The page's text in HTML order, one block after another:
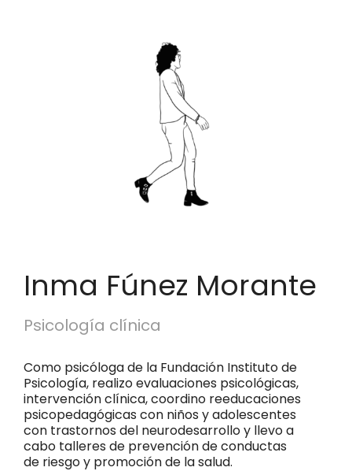
Inma Fúnez Morante
Psicología clínica
Como psicóloga de la Fundación Instituto de
Psicología, realizo evaluaciones psicológicas,
intervención clínica, coordino reeducaciones
psicopedagógicas con niños y adolescentes
con trastornos del neurodesarrollo y llevo a
cabo talleres de prevención de conductas
de riesgo y promoción de la salud.